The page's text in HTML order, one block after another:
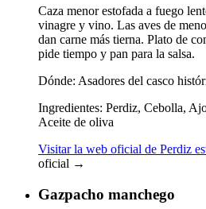
Caza menor estofada a fuego
vinagre y vino. Las aves de
dan carne más tierna. Plato de
pide tiempo y pan para la salsa.
Dónde: Asadores del casco
Ingredientes: Perdiz, Cebolla,
Aceite de oliva
Visitar la web oficial de Perdiz
oficial →
Gazpacho manchego